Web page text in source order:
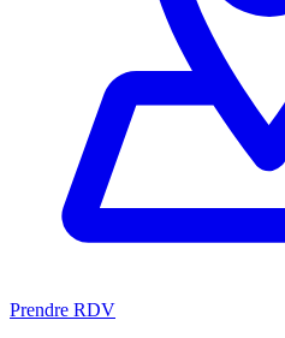
Prendre RDV